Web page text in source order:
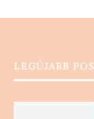
LEGÚJABB